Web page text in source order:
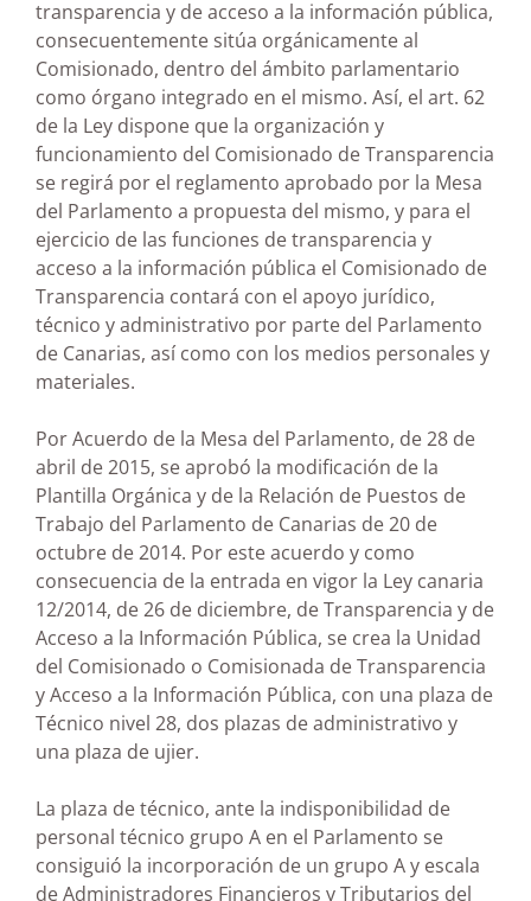
transparencia y de acceso a la información pública,
consecuentemente sitúa orgánicamente al
Comisionado, dentro del ámbito parlamentario
como órgano integrado en el mismo. Así, el art. 62
de la Ley dispone que la organización y
funcionamiento del Comisionado de Transparencia
se regirá por el reglamento aprobado por la Mesa
del Parlamento a propuesta del mismo, y para el
ejercicio de las funciones de transparencia y
acceso a la información pública el Comisionado de
Transparencia contará con el apoyo jurídico,
técnico y administrativo por parte del Parlamento
de Canarias, así como con los medios personales y
materiales.
Por Acuerdo de la Mesa del Parlamento, de 28 de
abril de 2015, se aprobó la modificación de la
Plantilla Orgánica y de la Relación de Puestos de
Trabajo del Parlamento de Canarias de 20 de
octubre de 2014. Por este acuerdo y como
consecuencia de la entrada en vigor la Ley canaria
12/2014, de 26 de diciembre, de Transparencia y de
Acceso a la Información Pública, se crea la Unidad
del Comisionado o Comisionada de Transparencia
y Acceso a la Información Pública, con una plaza de
Técnico nivel 28, dos plazas de administrativo y
una plaza de ujier.
La plaza de técnico, ante la indisponibilidad de
personal técnico grupo A en el Parlamento se
consiguió la incorporación de un grupo A y escala
de Administradores Financieros y Tributarios del